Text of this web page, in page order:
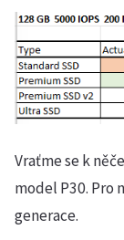
Vraťme se k
model P30. Pro
generace.